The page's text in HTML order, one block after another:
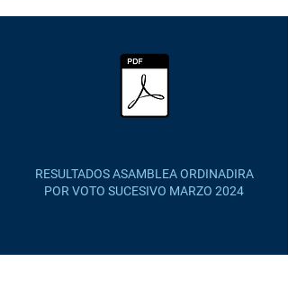
RESULTADOS ASAMBLEA ORDINADIRA
POR VOTO SUCESIVO MARZO 2024